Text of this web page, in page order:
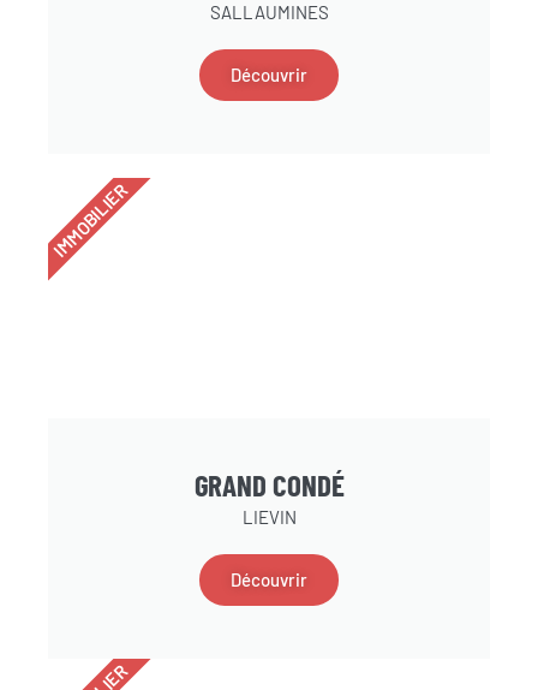
SALLAUMINES
Découvrir
GRAND CONDÉ
LIEVIN
Découvrir
IMMOBILIER